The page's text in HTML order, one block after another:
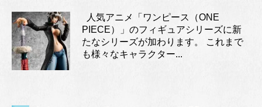
人気アニメ「ワンピース（ONE
PIECE）」のフィギュアシリーズに新
たなシリーズが加わります。 これまで
も様々なキャラクター...